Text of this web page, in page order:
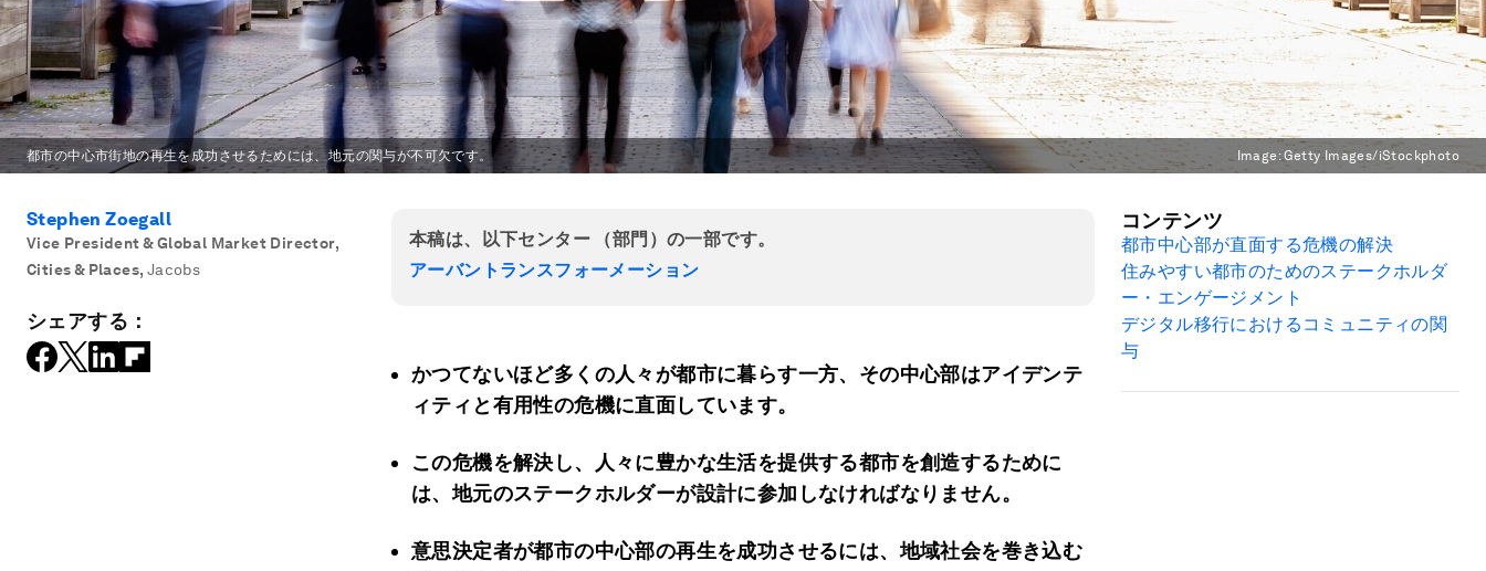
都市の中心市街地の再生を成功させるためには、地元の関与が不可欠です。 Image:Getty Images/iStockphoto
Stephen Zoegall
Vice President & Global Market Director,
Cities & Places, Jacobs
シェアする：
本稿は、以下センター （部門）の一部です。
アーバントランスフォーメーション
かつてないほど多くの人々が都市に暮らす一方、その中心部はアイデンテ
ィティと有用性の危機に直面しています。
この危機を解決し、人々に豊かな生活を提供する都市を創造するために
は、地元のステークホルダーが設計に参加しなければなりません。
意思決定者が都市の中心部の再生を成功させるには、地域社会を巻き込む
コンテンツ
都市中心部が直面する危機の解決
住みやすい都市のためのステークホルダ
ー・エンゲージメント
デジタル移行におけるコミュニティの関
与